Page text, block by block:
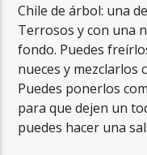
Chile de árbol: una
Terrosos y con una
fondo. Puedes
nueces y mezclarlos
Puedes ponerlos
para que dejen un
puedes hacer una